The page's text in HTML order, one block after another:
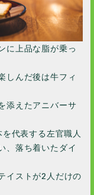
に上品な脂が乗っ
しんだ後は牛フィ
添えたアニバーサ
代表する左官職人
、落ち着いたダイ
イストが2人だけの